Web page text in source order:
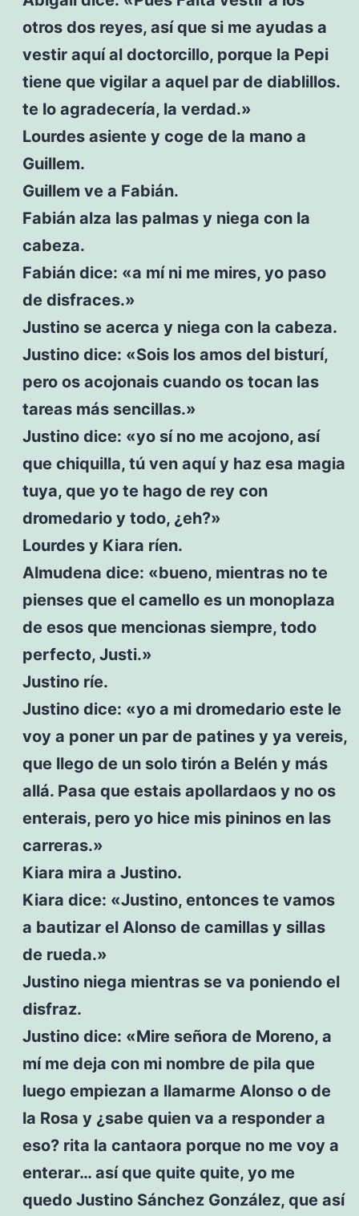
otros dos reyes, así que si me ayudas a
vestir aquí al doctorcillo, porque la Pepi
tiene que vigilar a aquel par de diablillos.
te lo agradecería, la verdad.»
Lourdes asiente y coge de la mano a
Guillem.
Guillem ve a Fabián.
Fabián alza las palmas y niega con la
cabeza.
Fabián dice: «a mí ni me mires, yo paso
de disfraces.»
Justino se acerca y niega con la cabeza.
Justino dice: «Sois los amos del bisturí,
pero os acojonais cuando os tocan las
tareas más sencillas.»
Justino dice: «yo sí no me acojono, así
que chiquilla, tú ven aquí y haz esa magia
tuya, que yo te hago de rey con
dromedario y todo, ¿eh?»
Lourdes y Kiara ríen.
Almudena dice: «bueno, mientras no te
pienses que el camello es un monoplaza
de esos que mencionas siempre, todo
perfecto, Justi.»
Justino ríe.
Justino dice: «yo a mi dromedario este le
voy a poner un par de patines y ya vereis,
que llego de un solo tirón a Belén y más
allá. Pasa que estais apollardaos y no os
enterais, pero yo hice mis pininos en las
carreras.»
Kiara mira a Justino.
Kiara dice: «Justino, entonces te vamos
a bautizar el Alonso de camillas y sillas
de rueda.»
Justino niega mientras se va poniendo el
disfraz.
Justino dice: «Mire señora de Moreno, a
mí me deja con mi nombre de pila que
luego empiezan a llamarme Alonso o de
la Rosa y ¿sabe quien va a responder a
eso? rita la cantaora porque no me voy a
enterar… así que quite quite, yo me
quedo Justino Sánchez González, que así